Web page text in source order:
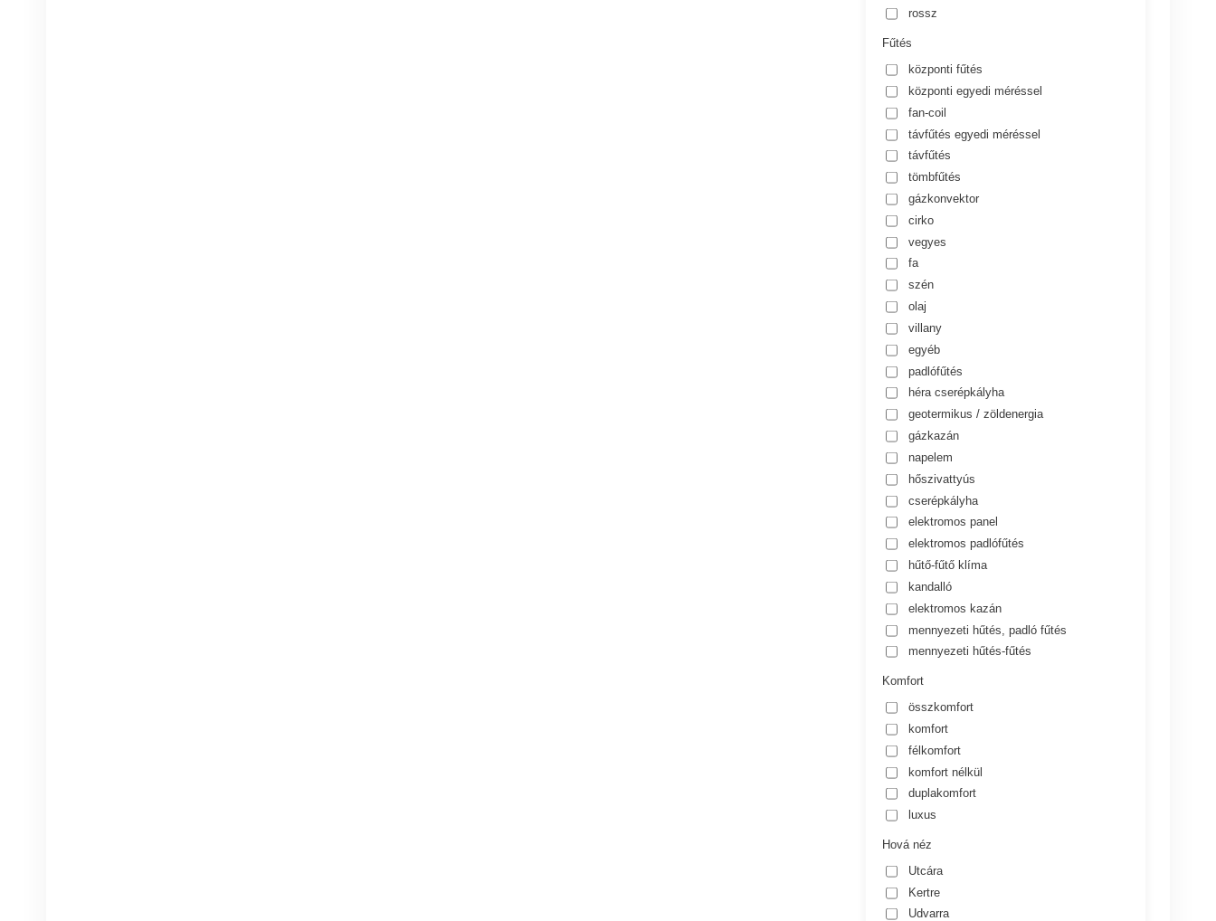
rossz
Fűtés
központi fűtés
központi egyedi méréssel
fan-coil
távfűtés egyedi méréssel
távfűtés
tömbfűtés
gázkonvektor
cirko
vegyes
fa
szén
olaj
villany
egyéb
padlófűtés
héra cserépkályha
geotermikus / zöldenergia
gázkazán
napelem
hőszivattyús
cserépkályha
elektromos panel
elektromos padlófűtés
hűtő-fűtő klíma
kandalló
elektromos kazán
mennyezeti hűtés, padló fűtés
mennyezeti hűtés-fűtés
Komfort
összkomfort
komfort
félkomfort
komfort nélkül
duplakomfort
luxus
Hová néz
Utcára
Kertre
Udvarra